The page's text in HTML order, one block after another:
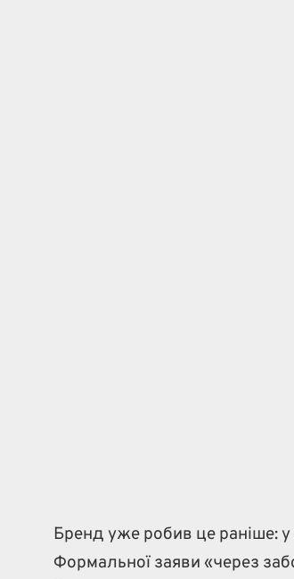
Бренд уже робив це раніше: у
Формальної заяви «через